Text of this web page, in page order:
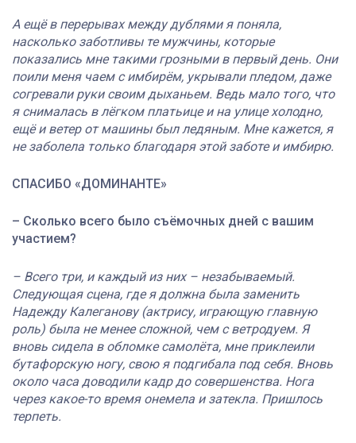
А ещё в перерывах между дублями я поняла,
насколько заботливы те мужчины, которые
показались мне такими грозными в первый день. Они
поили меня чаем с имбирём, укрывали пледом, даже
согревали руки своим дыханьем. Ведь мало того, что
я снималась в лёгком платьице и на улице холодно,
ещё и ветер от машины был ледяным. Мне кажется, я
не заболела только благодаря этой заботе и имбирю.
СПАСИБО «ДОМИНАНТЕ»
– Сколько всего было съёмочных дней с вашим
участием?
– Всего три, и каждый из них – незабываемый.
Следующая сцена, где я должна была заменить
Надежду Калеганову (актрису, играющую главную
роль) была не менее сложной, чем с ветродуем. Я
вновь сидела в обломке самолёта, мне приклеили
бутафорскую ногу, свою я подгибала под себя. Вновь
около часа доводили кадр до совершенства. Нога
через какое-то время онемела и затекла. Пришлось
терпеть.